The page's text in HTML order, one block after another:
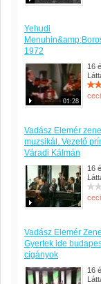
Yehudi
1972
01:28
16
Vadász Elemér
muzsikál. Vezető
Váradi Kálmán
16
Vadász Elemér
Gyertek ide
cigányok
16